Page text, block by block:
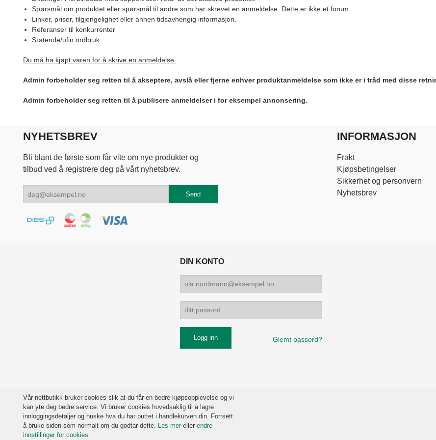
Spørsmål om produktet eller spørsmål til andre som har skrevet en anmeldelse. Dette er ikke et forum.
Linker, priser, tilgjengelighet eller annen tidsavhengig informasjon.
Referanser til konkurrenter
Støtende/ufin ordbruk.
Du må ha kjøpt varen for å skrive en anmeldelse.
Admin forbeholder seg retten til å akseptere, avslå eller fjerne enhver produktanmeldelse som ikke er i tråd med disse
Admin forbeholder seg retten til å publisere anmeldelser i for eksempel annonsering.
NYHETSBREV
Bli blant de første som får vite om nye produkter og
tilbud ved å registrere deg på vårt nyhetsbrev.
INFORMASJON
Frakt
Kjøpsbetingelser
Sikkerhet og personvern
Nyhetsbrev
DIN KONTO
Glemt passord?
Vår nettbutikk bruker cookies slik at du får en bedre kjøpsopplevelse og vi
kan yte deg bedre service. Vi bruker cookies hovedsaklig til å lagre
innloggingsdetaljer og huske hva du har puttet i handlekurven din. Fortsett
å bruke siden som normalt om du godtar dette.
Les mer eller endre
innstillinger for cookies.